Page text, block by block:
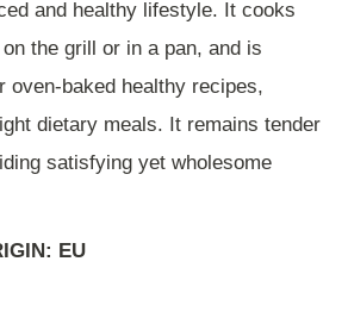
and healthy lifestyle. It cooks
the grill or in a pan, and is
oven-baked healthy recipes,
dietary meals. It remains tender
satisfying yet wholesome
EU